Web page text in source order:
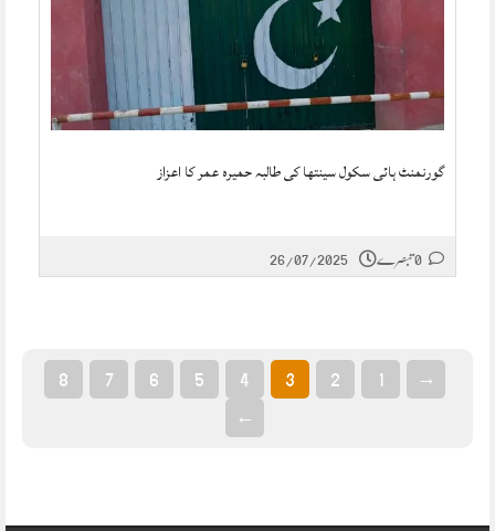
گورنمنٹ ہائی سکول سینتھا کی طالبہ حمیرہ عمر کا اعزاز
26/07/2025
→
1
2
3
4
5
6
7
8
←